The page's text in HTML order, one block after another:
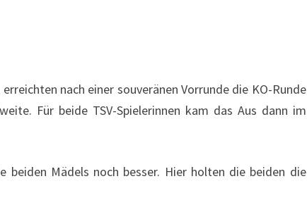
erreichten nach einer souveränen Vorrunde die KO-Runde
Für beide TSV-Spielerinnen kam das Aus dann im
Mädels noch besser. Hier holten die beiden die